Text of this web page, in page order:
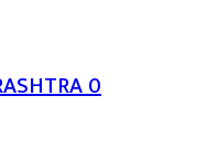
0